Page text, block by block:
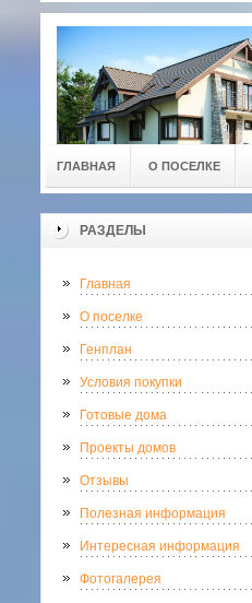
ГЛАВНАЯ О ПОСЕЛКЕ
РАЗДЕЛЫ
Главная
О поселке
Генплан
Условия покупки
Готовые дома
Проекты домов
Отзывы
Полезная информация
Интересная информация
Фотогалерея